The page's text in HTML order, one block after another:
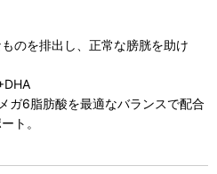
のを排出し、正常な膀胱を助け
ガ6脂肪酸を最適なバランスで配合
ト。